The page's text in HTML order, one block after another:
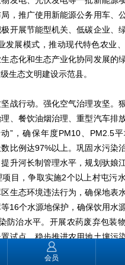
，推广使用新能源公务用车、
开展节能型机关、低碳企业、
发展模式，推动现代特色农业
态化和生态产业化协同发展的
生态文明建设示范县。
战行动。强化空气治理攻坚。
、餐饮油烟治理、重型汽车排
”，确保年度PM10、PM2.5
比例达97%以上。巩固水污染
升河长制管理水平，规划驮娘
目，争取实施2个以上村屯污
生态环境违法行为，确保地表
16个水源地保护，确保饮用水
防治水平。开展农药废弃包装
试点，稳步推进农用地土壤污
填埋场扩容改造。投入950万元
会员